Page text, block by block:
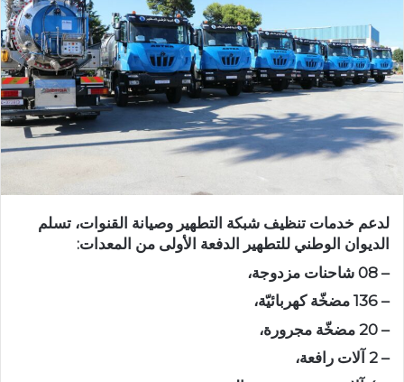
لدعم خدمات تنظيف شبكة التطهير وصيانة القنوات، تسلم
الديوان الوطني للتطهير الدفعة الأولى من المعدات:
– 08 شاحنات مزدوجة،
– 136 مضخّة كهربائيّة،
– 20 مضخّة مجرورة،
– 2 آلات رافعة،